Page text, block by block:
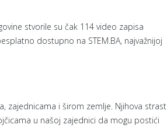
stvorile su čak 114 video zapisa
dostupno na STEM.BA, najvažnijoj
zajednicama i širom zemlje. Njihova strast
u našoj zajednici da mogu postići